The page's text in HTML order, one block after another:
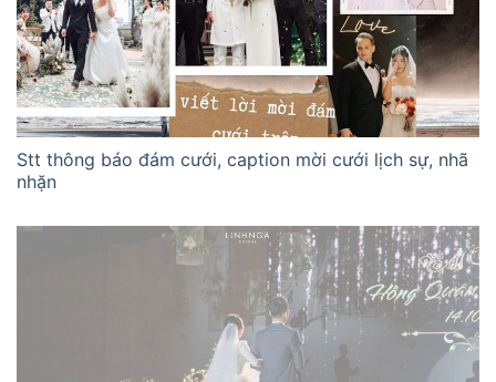
Stt thông báo đám cưới, caption mời cưới lịch sự, nhã
nhặn